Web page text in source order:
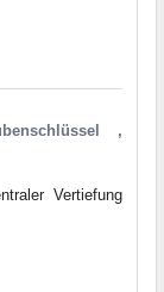
,
Vertiefung